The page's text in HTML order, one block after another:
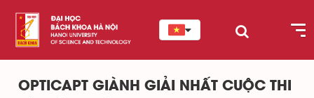
OPTICAPT GIÀNH GIẢI NHẤT CUỘC THI